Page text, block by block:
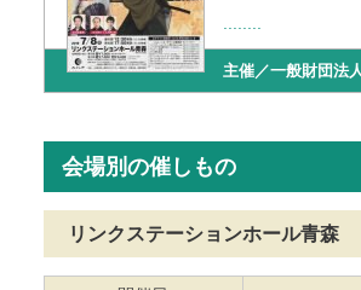
主催／一般財団法
会場別の催しもの
リンクステーションホール青森